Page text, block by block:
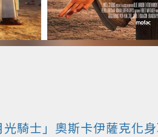
騎士」奧斯卡伊薩克化身